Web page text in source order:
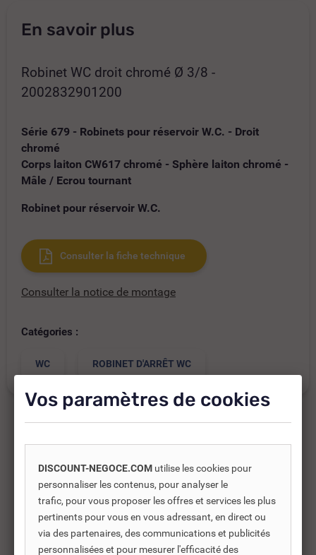
En savoir plus
Robinet WC droit chromé Ø 3/8 -
2002832901200
Série 679 - Robinets pour réservoir W.C. - Droit
chromé
Corps laiton CW617 chromé - Sphère laiton chromé -
Mâle / Ecrou tournant
Robinet pour réservoir W.C.
Consulter la fiche technique
Consulter la notice de montage
Catégories :
WC ROBINET D'ARRÊT WC
Produits complémentaires
Les produits complémentaires sont généralement des
produits connexes ou associés. Ils vous permettent soit
d’améliorer l’utilisation soit répondre à des besoins
supplémentaires.
Vos paramètres de cookies
DISCOUNT-NEGOCE.COM utilise les cookies pour
personnaliser les contenus, pour analyser le
trafic, pour vous proposer les offres et services les plus
pertinents pour vous en vous adressant, en direct ou
via des partenaires, des communications et publicités
personnalisées et pour mesurer l'efficacité des